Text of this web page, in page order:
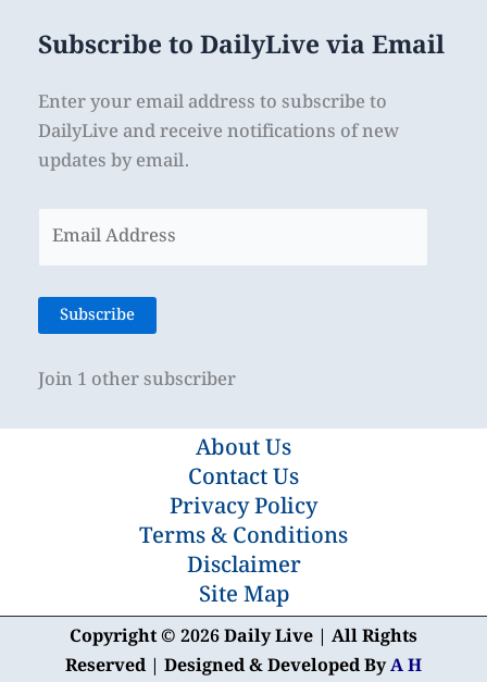
Subscribe to DailyLive via Email
Enter your email address to subscribe to
DailyLive and receive notifications of new
updates by email.
Address
Subscribe
Join 1 other subscriber
About Us
Contact Us
Privacy Policy
Terms & Conditions
Disclaimer
Site Map
Copyright © 2026 Daily Live | All Rights
Reserved | Designed & Developed ByA H